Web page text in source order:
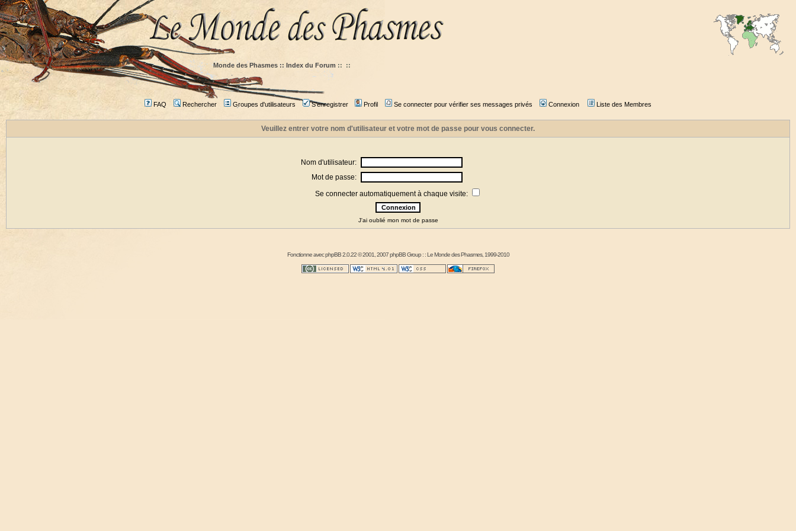
Monde des Phasmes :: Index du Forum :: ::
FAQ Rechercher Groupes d'utilisateurs S'enregistrer Profil Se connecter pour vérifier ses messages privés Connexion Liste des Membres
Veuillez entrer votre nom d'utilisateur et votre mot de passe pour vous connecter.
Nom d'utilisateur:
Mot de passe:
Se connecter automatiquement à chaque visite:
J'ai oublié mon mot de passe
Fonctionne avecphpBB2.0.22 © 2001, 2007 phpBB Group : :Le Monde des Phasmes, 1999-2010